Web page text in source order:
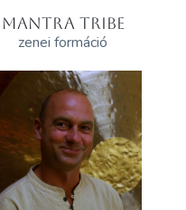
MANTRA TRIBE
zenei formáció